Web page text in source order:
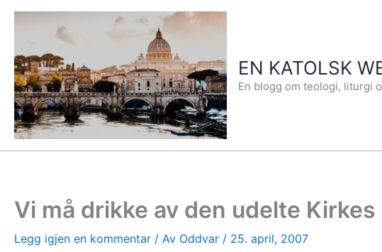
Hopp
innholdet
EN KATOLSK
En blogg om teologi, liturgi
Vi må drikke av den udelte
Legg igjen en kommentar / Av Oddvar / 25. april, 2007